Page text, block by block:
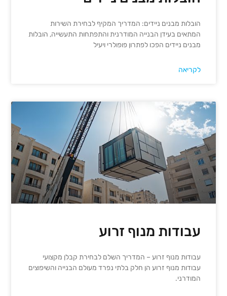
הובלות מבנים ניידים: המדריך המקיף לבחירת השירות
המתאים בעידן הבנייה המודרנית והתפתחות התעשייה, הובלות
מבנים ניידים הפכו לפתרון פופולרי ויעיל
לקריאה
עבודות מנוף זרוע
עבודות מנוף זרוע – המדריך השלם לבחירת קבלן מקצועי
עבודות מנוף זרוע הן חלק בלתי נפרד מעולם הבנייה והשיפוצים
המודרני.